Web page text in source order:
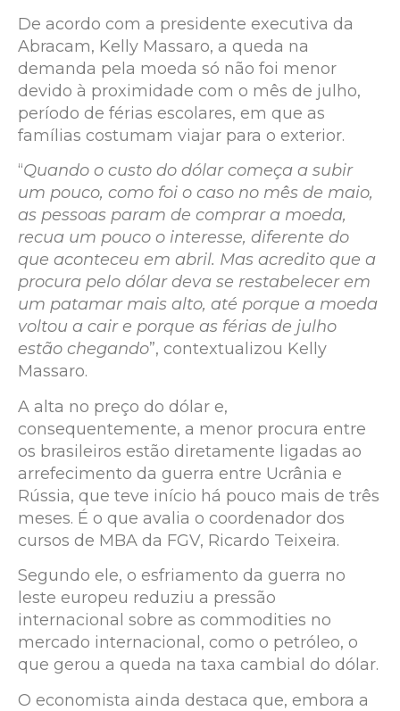
De acordo com a presidente executiva da
Abracam, Kelly Massaro, a queda na
demanda pela moeda só não foi menor
devido à proximidade com o mês de julho,
período de férias escolares, em que as
famílias costumam viajar para o exterior.
“Quando o custo do dólar começa a subir
um pouco, como foi o caso no mês de maio,
as pessoas param de comprar a moeda,
recua um pouco o interesse, diferente do
que aconteceu em abril. Mas acredito que a
procura pelo dólar deva se restabelecer em
um patamar mais alto, até porque a moeda
voltou a cair e porque as férias de julho
estão chegando”, contextualizou Kelly
Massaro.
A alta no preço do dólar e,
consequentemente, a menor procura entre
os brasileiros estão diretamente ligadas ao
arrefecimento da guerra entre Ucrânia e
Rússia, que teve início há pouco mais de três
meses. É o que avalia o coordenador dos
cursos de MBA da FGV, Ricardo Teixeira.
Segundo ele, o esfriamento da guerra no
leste europeu reduziu a pressão
internacional sobre as commodities no
mercado internacional, como o petróleo, o
que gerou a queda na taxa cambial do dólar.
O economista ainda destaca que, embora a